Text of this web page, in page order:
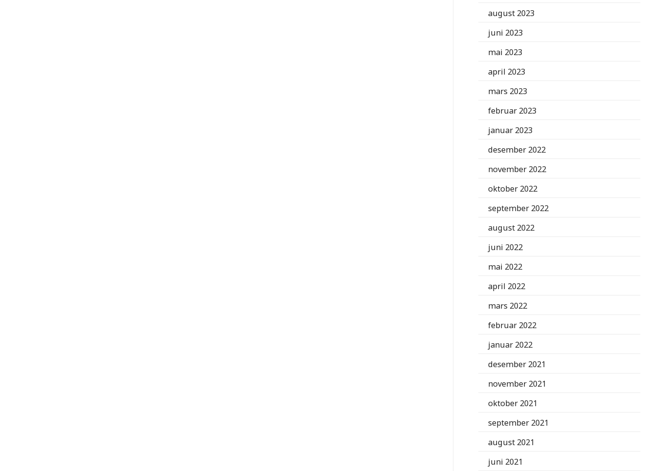
august 2023
juni 2023
mai 2023
april 2023
mars 2023
februar 2023
januar 2023
desember 2022
november 2022
oktober 2022
september 2022
august 2022
juni 2022
mai 2022
april 2022
mars 2022
februar 2022
januar 2022
desember 2021
november 2021
oktober 2021
september 2021
august 2021
juni 2021